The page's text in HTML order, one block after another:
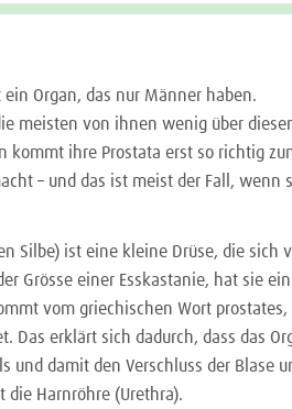
Organ, das nur Männer haben.
meisten von ihnen wenig über
kommt ihre Prostata erst so richtig
– und das ist meist der Fall, wenn
Silbe) ist eine kleine Drüse, die sich
Grösse einer Esskastanie, hat sie
vom griechischen Wort prostates,
Das erklärt sich dadurch, dass das
und damit den Verschluss der Blase
die Harnröhre (Urethra).